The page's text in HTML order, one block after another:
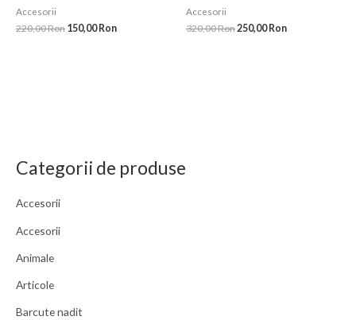
Categorii de produse
Accesorii
Accesorii
Animale
Articole
Barcute nadit
Accesorii
220,00Ron 150,00 Ron
Accesorii
320,00Ron250,00 Ron